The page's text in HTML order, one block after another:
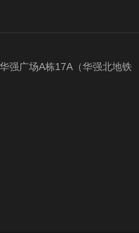
强广场A栋17A（华强北地铁